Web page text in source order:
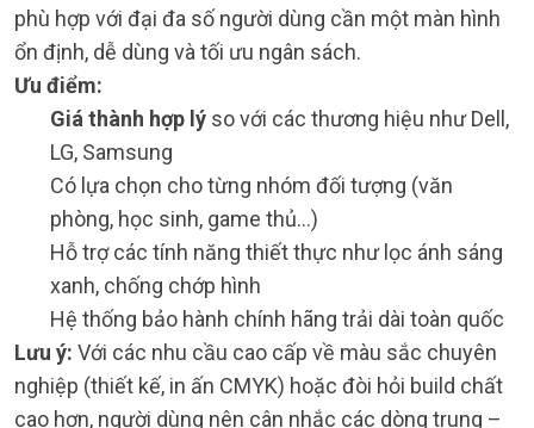
phù hợp với đại đa số người dùng cần một màn hình
ổn định, dễ dùng và tối ưu ngân sách.
Ưu điểm:
Giá thành hợp lý so với các thương hiệu như Dell,
LG, Samsung
Có lựa chọn cho từng nhóm đối tượng (văn
phòng, học sinh, game thủ…)
Hỗ trợ các tính năng thiết thực như lọc ánh sáng
xanh, chống chớp hình
Hệ thống bảo hành chính hãng trải dài toàn quốc
Lưu ý: Với các nhu cầu cao cấp về màu sắc chuyên
nghiệp (thiết kế, in ấn CMYK) hoặc đòi hỏi build chất
cao hơn, người dùng nên cân nhắc các dòng trung –